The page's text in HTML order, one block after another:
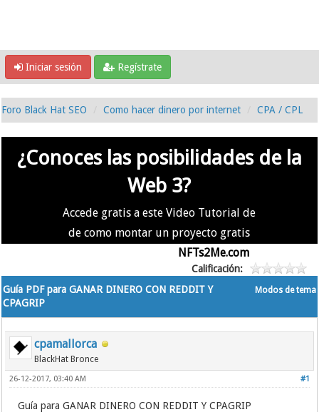
Iniciar sesión Regístrate
Foro Black Hat SEO Como hacer dinero por internet CPA / CPL
¿Conoces las posibilidades de la
Web 3?
Accede gratis a este Video Tutorial de
de como montar un proyecto gratis
NFTs2Me.com
Calificación:
Modos de tema
Guía PDF para GANAR DINERO CON REDDIT Y
CPAGRIP
cpamallorca
BlackHat Bronce
#1
26-12-2017, 03:40 AM
Guía para GANAR DINERO CON REDDIT Y CPAGRIP